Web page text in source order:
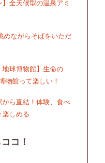
】全天候型の温泉アミ
めながらそばをいただ
地球博物館】生命の
物館って楽しい！
から直結！体験、食べ
楽しめる
コ！